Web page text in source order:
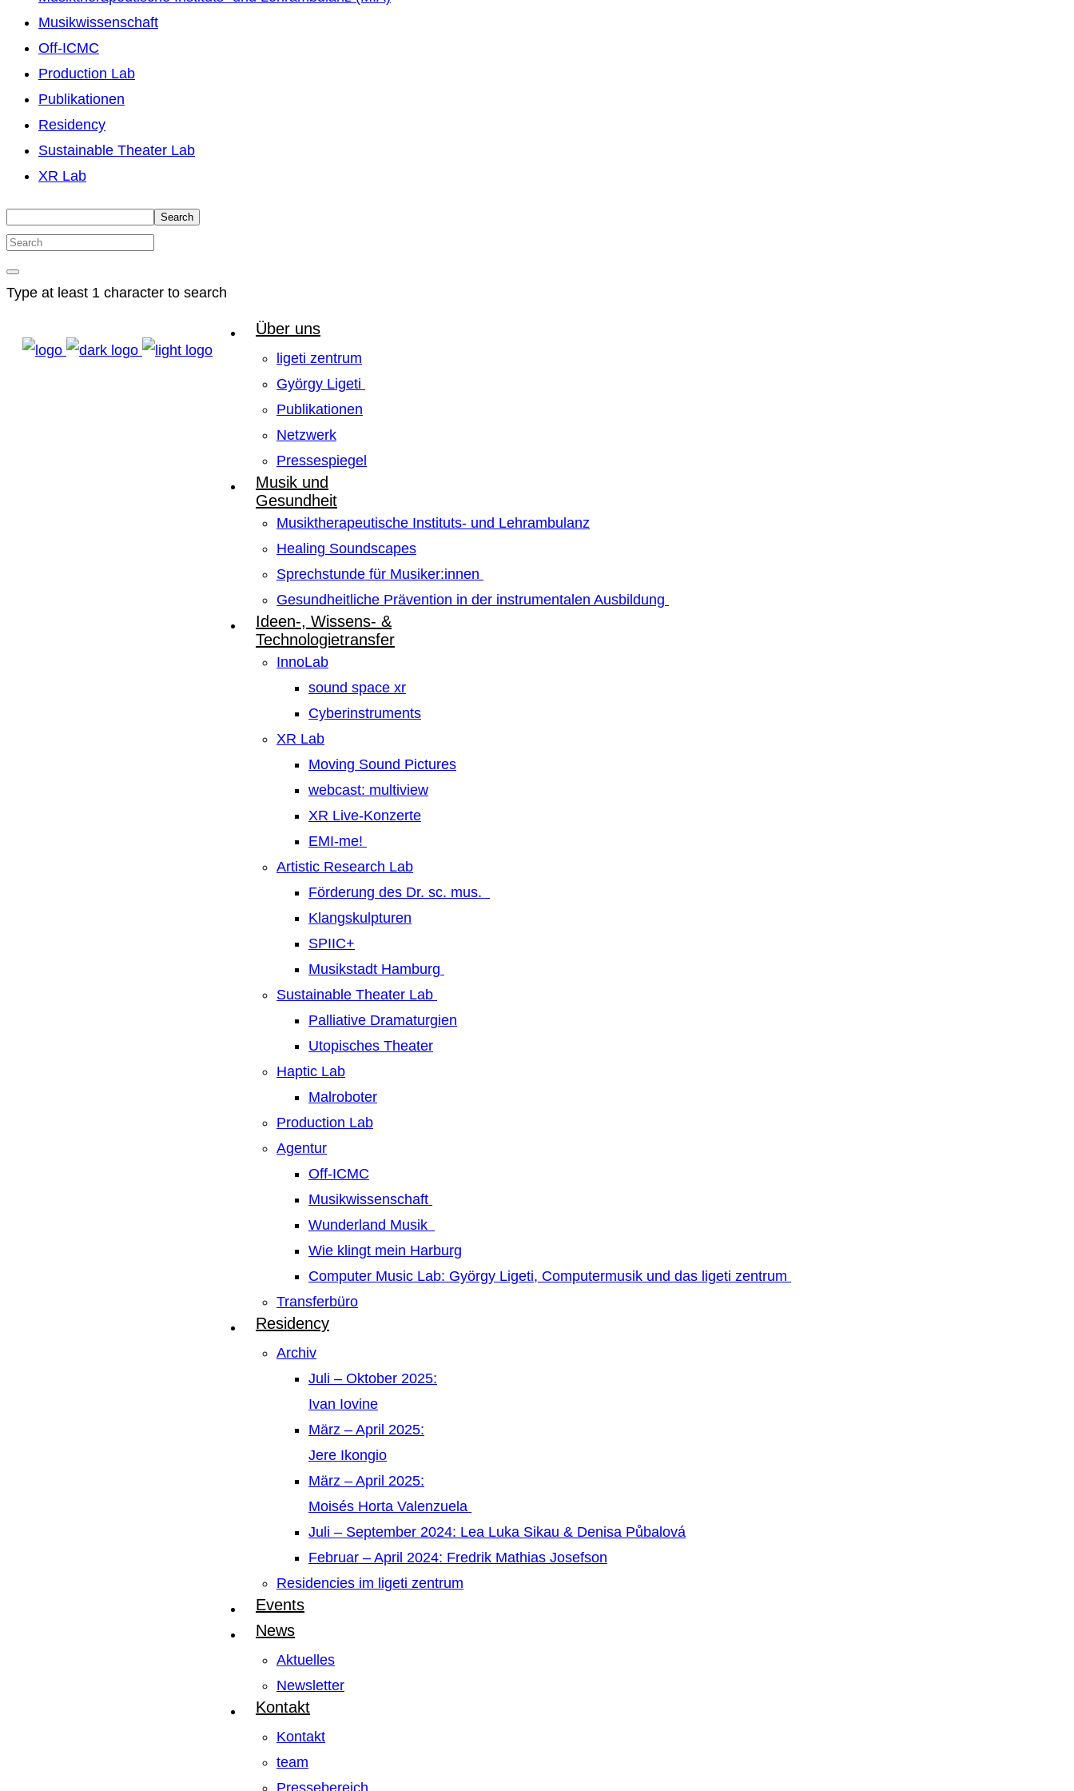
Musikwissenschaft
Off-ICMC
Production Lab
Publikationen
Residency
Sustainable Theater Lab
XR Lab
Search
Type at least 1 character to search
Über uns
ligeti zentrum
György Ligeti
Publikationen
Netzwerk
Pressespiegel
Musik und
Gesundheit
Musiktherapeutische Instituts- und Lehrambulanz
Healing Soundscapes
Sprechstunde für Musiker:innen
Gesundheitliche Prävention in der instrumentalen Ausbildung
Ideen-, Wissens- &
Technologietransfer
InnoLab
sound space xr
Cyberinstruments
XR Lab
Moving Sound Pictures
webcast: multiview
XR Live-Konzerte
EMI-me!
Artistic Research Lab
Förderung des Dr. sc. mus.
Klangskulpturen
SPIIC+
Musikstadt Hamburg
Sustainable Theater Lab
Palliative Dramaturgien
Utopisches Theater
Haptic Lab
Malroboter
Production Lab
Agentur
Off-ICMC
Musikwissenschaft
Wunderland Musik
Wie klingt mein Harburg
Computer Music Lab: György Ligeti, Computermusik und das ligeti zentrum
Transferbüro
Residency
Archiv
Juli – Oktober 2025:
Ivan Iovine
März – April 2025:
Jere Ikongio
März – April 2025:
Moisés Horta Valenzuela
Juli – September 2024: Lea Luka Sikau & Denisa Půbalová
Februar – April 2024: Fredrik Mathias Josefson
Residencies im ligeti zentrum
Events
News
Aktuelles
Newsletter
Kontakt
Kontakt
team
Pressebereich